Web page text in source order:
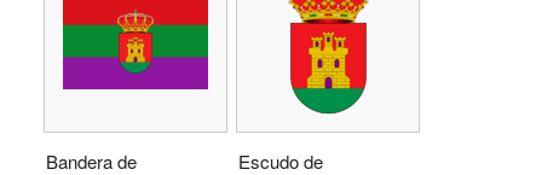
Bandera de
Escudo de